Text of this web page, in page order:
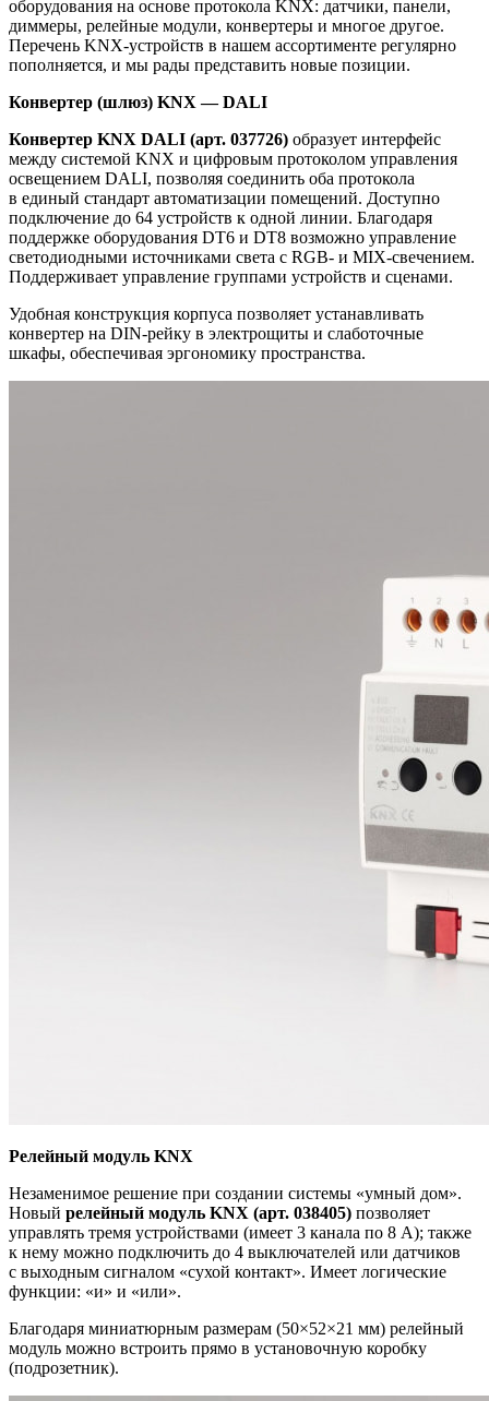
оборудования на основе протокола KNX: датчики, панели,
диммеры, релейные модули, конвертеры и многое другое.
Перечень KNX-устройств в нашем ассортименте регулярно
пополняется, и мы рады представить новые позиции.
Конвертер (шлюз) KNX — DALI
Конвертер KNX DALI (арт. 037726) образует интерфейс
между системой KNX и цифровым протоколом управления
освещением DALI, позволяя соединить оба протокола
в единый стандарт автоматизации помещений. Доступно
подключение до 64 устройств к одной линии. Благодаря
поддержке оборудования DT6 и DT8 возможно управление
светодиодными источниками света с RGB- и MIX-свечением.
Поддерживает управление группами устройств и сценами.
Удобная конструкция корпуса позволяет устанавливать
конвертер на DIN-рейку в электрощиты и слаботочные
шкафы, обеспечивая эргономику пространства.
Релейный модуль KNX
Незаменимое решение при создании системы «умный дом».
Новый релейный модуль KNX (арт. 038405) позволяет
управлять тремя устройствами (имеет 3 канала по 8 А); также
к нему можно подключить до 4 выключателей или датчиков
с выходным сигналом «сухой контакт». Имеет логические
функции: «и» и «или».
Благодаря миниатюрным размерам (50×52×21 мм) релейный
модуль можно встроить прямо в установочную коробку
(подрозетник).